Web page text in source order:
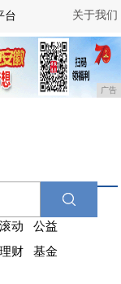
关于我们
台
广告
滚动
公益
理财
基金